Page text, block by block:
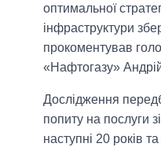
оптимальної
інфраструктури
прокоментував
«Нафтогазу»
Дослідження
попиту на послуги
наступні 20 років